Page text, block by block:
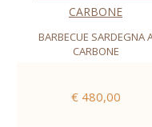
BARBECUE SARDEGNA
CARBONE
€ 480,00